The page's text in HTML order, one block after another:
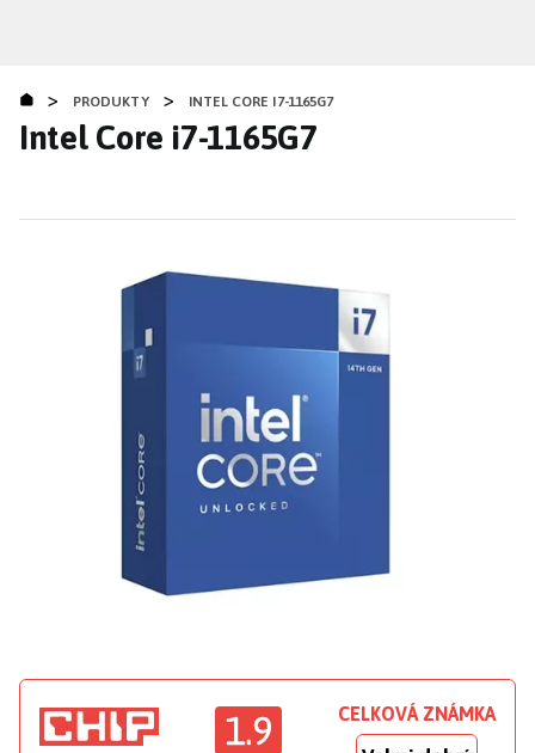
obsahu
> PRODUKTY > INTEL CORE I7-1165G7
Intel Core i7-1165G7
1.9 CELKOVÁ ZNÁMKA